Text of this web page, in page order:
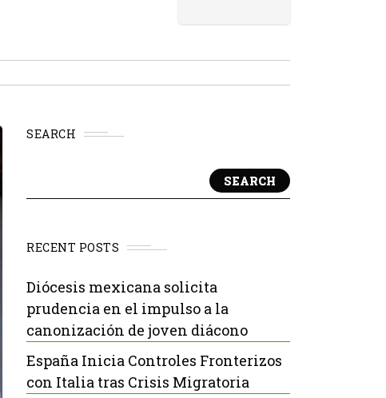
SEARCH
SEARCH
RECENT POSTS
Diócesis mexicana solicita
prudencia en el impulso a la
canonización de joven diácono
España Inicia Controles Fronterizos
con Italia tras Crisis Migratoria